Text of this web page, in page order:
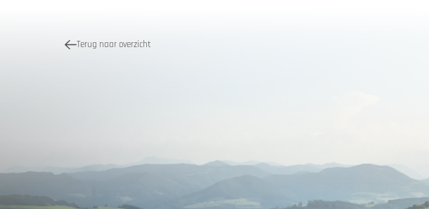
Terug naar overzicht